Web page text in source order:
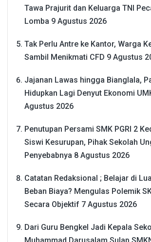
Tawa Prajurit dan Keluarga TNI
Lomba 9 Agustus 2026
Tak Perlu Antre ke Kantor, Warga
Sambil Menikmati CFD 9 Agustus
Jajanan Lawas hingga Bianglala,
Hidupkan Lagi Denyut Ekonomi
Agustus 2026
Penutupan Persami SMK PGRI 2
Siswi Kesurupan, Pihak Sekolah
Penyebabnya 8 Agustus 2026
Catatan Redaksional ; Belajar di
Beban Biaya? Mengulas Polemik
Secara Objektif 7 Agustus 2026
Dari Guru Bengkel Jadi Kepala